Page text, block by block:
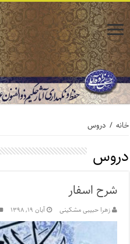
خانه / دروس
دروس
شرح اسفار
زهرا حبیبی مشکینی آبان ۱۹, ۱۳۹۸